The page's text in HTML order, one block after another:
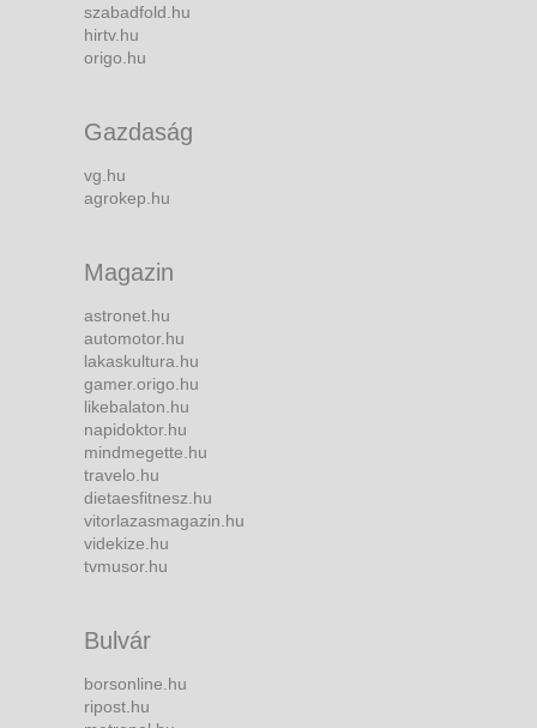
szabadfold.hu
hirtv.hu
origo.hu
Gazdaság
vg.hu
agrokep.hu
Magazin
astronet.hu
automotor.hu
lakaskultura.hu
gamer.origo.hu
likebalaton.hu
napidoktor.hu
mindmegette.hu
travelo.hu
dietaesfitnesz.hu
vitorlazasmagazin.hu
videkize.hu
tvmusor.hu
Bulvár
borsonline.hu
ripost.hu